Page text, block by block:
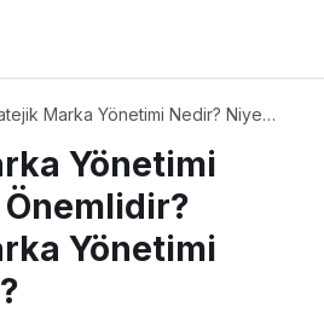
Marka Yönetimi Nedir? Niye
Yapılır?Yönetimi
Yönetimi
Nedir? Niye
Nasıl Yapılır?